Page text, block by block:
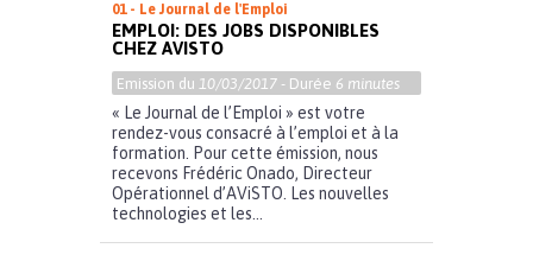
01 - Le Journal de l'Emploi
EMPLOI: DES JOBS DISPONIBLES
CHEZ AVISTO
Emission du 10/03/2017 - Durée 6 minutes
« Le Journal de l’Emploi » est votre
rendez-vous consacré à l’emploi et à la
formation. Pour cette émission, nous
recevons Frédéric Onado, Directeur
Opérationnel d’AViSTO. Les nouvelles
technologies et les...